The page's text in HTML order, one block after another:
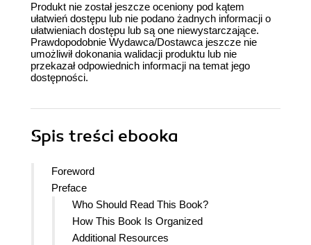
Produkt nie został jeszcze oceniony pod kątem
ułatwień dostępu lub nie podano żadnych informacji o
ułatwieniach dostępu lub są one niewystarczające.
Prawdopodobnie Wydawca/Dostawca jeszcze nie
umożliwił dokonania walidacji produktu lub nie
przekazał odpowiednich informacji na temat jego
dostępności.
Spis treści ebooka
Foreword
Preface
Who Should Read This Book?
How This Book Is Organized
Additional Resources